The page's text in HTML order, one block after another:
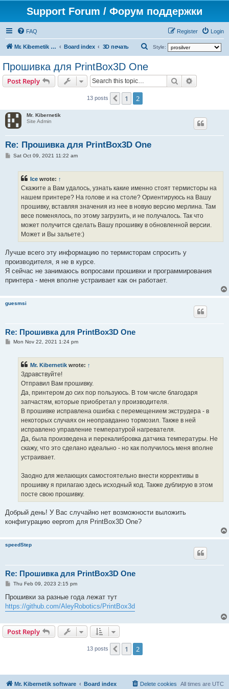
Support Forum / Форум поддержки
FAQ Login
Register
Mr. Kibernetik software Board index 3D печать Style:
Прошивка для PrintBox3D One
Post Reply Search
13 posts Previous
1 2
Mr. Kibernetik
Site Admin
Re: Прошивка для PrintBox3D One
PSat Oct 09, 2021 11:22 am
Ice wrote: ↑
Скажите а Вам удалось, узнать какие именно стоят термисторы на
нашем принтере? На голове и на столе? Ориентируюсь на Вашу
прошивку, вставляя значения из нее в новую версию мерлина. Там
весе поменялось, по этому загрузить, и не получалось. Так что
может получится сделать Вашу прошивку в обновленной версии.
Может и Вы зальете:)
Лучше всего эту информацию по термисторам спросить у
производителя, я не в курсе.
Я сейчас не занимаюсь вопросами прошивки и программирования
принтера - меня вполне устраивает как он работает.
guesmsi
Re: Прошивка для PrintBox3D One
PMon Nov 22, 2021 1:24 pm
Mr. Kibernetik wrote: ↑
Здравствуйте!
Отправил Вам прошивку.
Да, принтером до сих пор пользуюсь. В том числе благодаря
запчастям, которые приобретал у производителя.
В прошивке исправлена ошибка с перемещением экструдера - в
некоторых случаях он неоправданно тормозил. Также в ней
исправлено управление температурой нагревателя.
Да, была произведена и перекалибровка датчика температуры. Не
скажу, что это сделано идеально - но как получилось меня вполне
устраивает.
Заодно для желающих самостоятельно внести коррективы в
прошивку я прилагаю здесь исходный код. Также дублирую в этом
посте свою прошивку.
Добрый день! У Вас случайно нет возможности выложить
конфигурацию eeprom для PrintBox3D One?
speedStep
Re: Прошивка для PrintBox3D One
P
s
Thu Feb 09, 2023 2:15 pm
Прошивки за разные года лежат тут
https://github.com/AleyRobotics/PrintBox3d
Post Reply
13 posts Previous
1 2
Mr. Kibernetik software Board index All times are UTC
Delete cookies